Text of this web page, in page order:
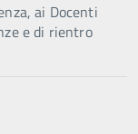
ai Docenti
e di rientro